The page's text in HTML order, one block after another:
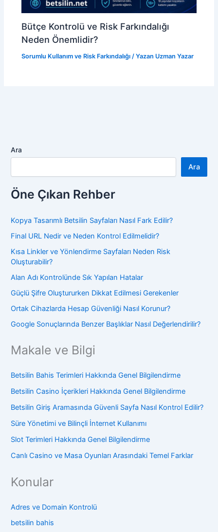
Bütçe Kontrolü ve Risk Farkındalığı
Neden Önemlidir?
Sorumlu Kullanım ve Risk Farkındalığı / Yazan Uzman Yazar
Ara
Ara
Öne Çıkan Rehber
Kopya Tasarımlı Betsilin Sayfaları Nasıl Fark Edilir?
Final URL Nedir ve Neden Kontrol Edilmelidir?
Kısa Linkler ve Yönlendirme Sayfaları Neden Risk
Oluşturabilir?
Alan Adı Kontrolünde Sık Yapılan Hatalar
Güçlü Şifre Oluştururken Dikkat Edilmesi Gerekenler
Ortak Cihazlarda Hesap Güvenliği Nasıl Korunur?
Google Sonuçlarında Benzer Başlıklar Nasıl Değerlendirilir?
Makale ve Bilgi
Betsilin Bahis Terimleri Hakkında Genel Bilgilendirme
Betsilin Casino İçerikleri Hakkında Genel Bilgilendirme
Betsilin Giriş Aramasında Güvenli Sayfa Nasıl Kontrol Edilir?
Süre Yönetimi ve Bilinçli İnternet Kullanımı
Slot Terimleri Hakkında Genel Bilgilendirme
Canlı Casino ve Masa Oyunları Arasındaki Temel Farklar
Konular
Adres ve Domain Kontrolü
betsilin bahis